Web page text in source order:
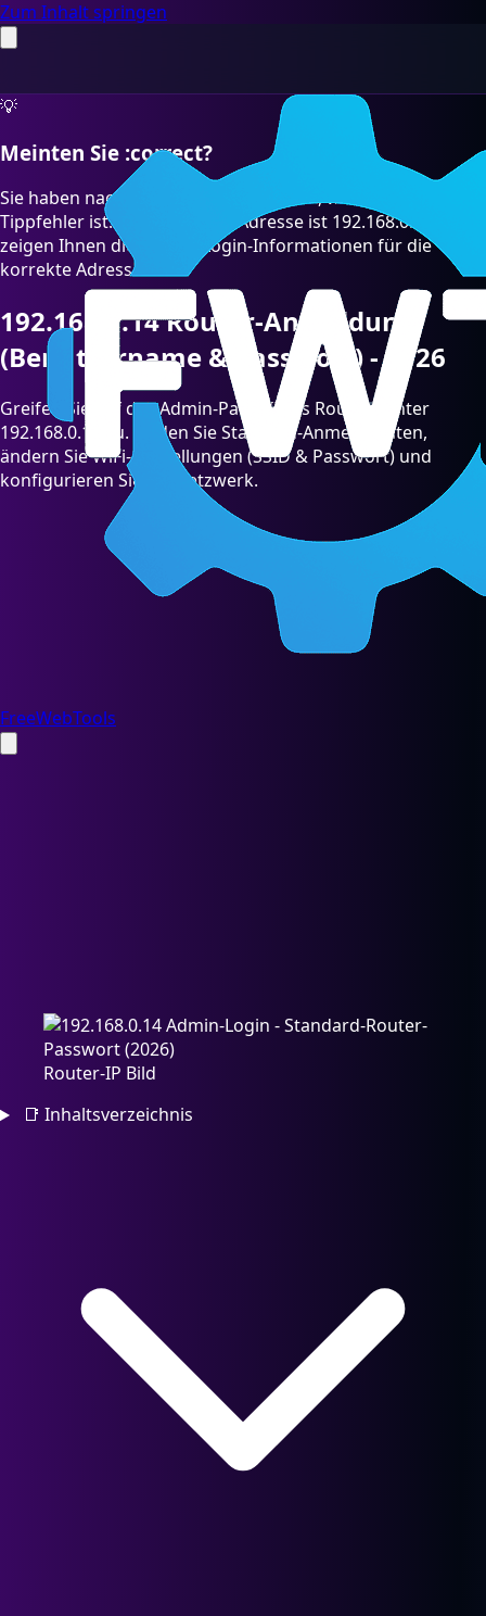
Zum Inhalt springen
FreeWebTools
💡
Meinten Sie :correct?
Sie haben nach "192.168.O.14" gesucht, was ein häufiger
Tippfehler ist. Die richtige IP-Adresse ist 192.168.0.14. Wir
zeigen Ihnen die Router-Login-Informationen für die
korrekte Adresse.
192.168.0.14 Router-Anmeldung
(Benutzername & Passwort) - 2026
Greifen Sie auf das Admin-Panel Ihres Routers unter
192.168.0.14 zu. Finden Sie Standard-Anmeldedaten,
ändern Sie WiFi-Einstellungen (SSID & Passwort) und
konfigurieren Sie Ihr Netzwerk.
Router-IP Bild
📑 Inhaltsverzeichnis